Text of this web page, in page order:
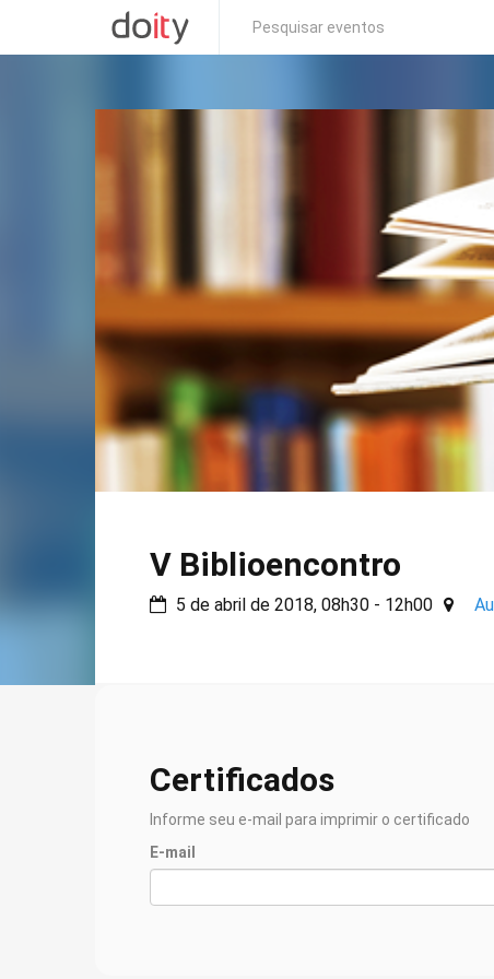
V Biblioencontro
5 de abril de 2018, 08h30 - 12h00
Certificados
Informe seu e-mail para imprimir o certificado
E-mail